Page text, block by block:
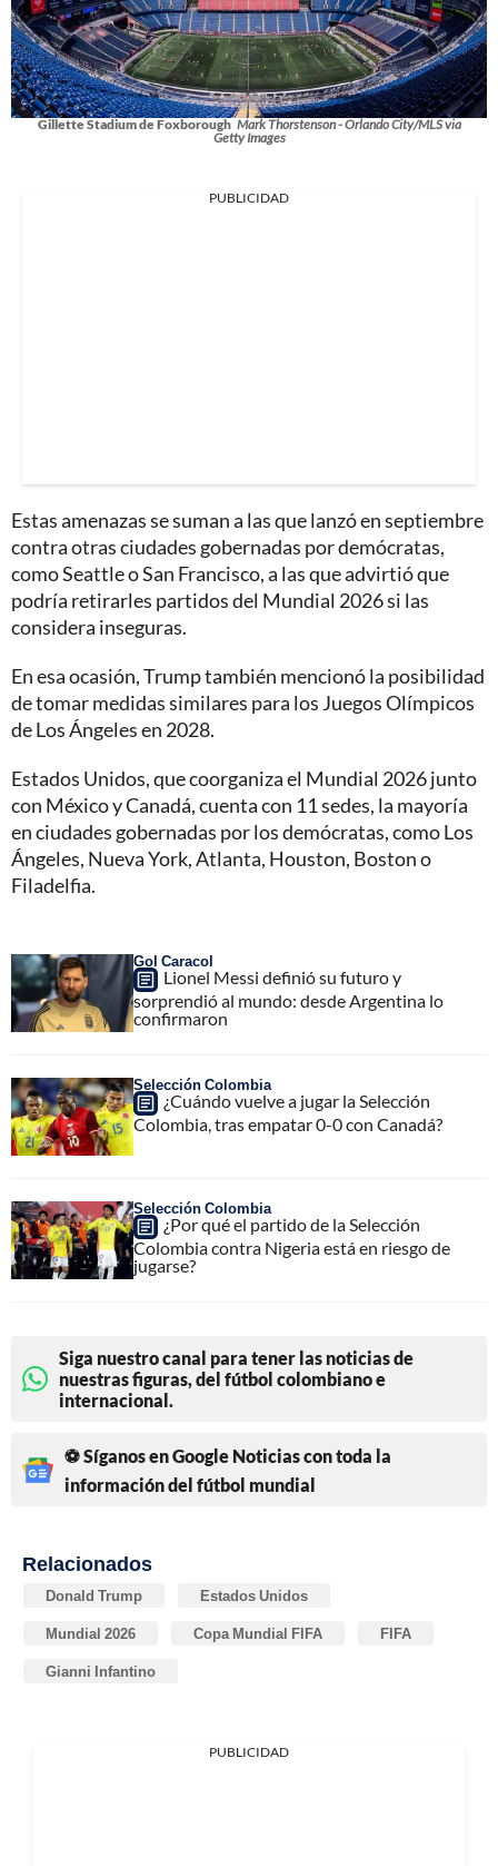
Gillette Stadium de Foxborough Mark Thorstenson - Orlando City/MLS via
Getty Images
PUBLICIDAD
Estas amenazas se suman a las que lanzó en septiembre
contra otras ciudades gobernadas por demócratas,
como Seattle o San Francisco, a las que advirtió que
podría retirarles partidos del Mundial 2026 si las
considera inseguras.
En esa ocasión, Trump también mencionó la posibilidad
de tomar medidas similares para los Juegos Olímpicos
de Los Ángeles en 2028.
Estados Unidos, que coorganiza el Mundial 2026 junto
con México y Canadá, cuenta con 11 sedes, la mayoría
en ciudades gobernadas por los demócratas, como Los
Ángeles, Nueva York, Atlanta, Houston, Boston o
Filadelfia.
Gol Caracol
Lionel Messi definió su futuro y
sorprendió al mundo: desde Argentina lo
confirmaron
Selección Colombia
¿Cuándo vuelve a jugar la Selección
Colombia, tras empatar 0-0 con Canadá?
Selección Colombia
¿Por qué el partido de la Selección
Colombia contra Nigeria está en riesgo de
jugarse?
Siga nuestro canal para tener las noticias de
nuestras figuras, del fútbol colombiano e
internacional.
⚽ Síganos en Google Noticias con toda la
información del fútbol mundial
Relacionados
Donald Trump Estados Unidos
Mundial 2026 Copa Mundial FIFA FIFA
Gianni Infantino
PUBLICIDAD